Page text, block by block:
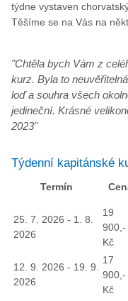
týdne vystaven
Těšíme se na Vás na
"Chtěla bych Vám z
kurz. Byla to
loď a souhra všech
jedineční. Krásné
2023"
Týdenní kapitánské
Termín
25. 7. 2026 - 1. 8.
2026
19
900,-
Kč
12. 9. 2026 - 19. 9.
2026
17
900,-
Kč